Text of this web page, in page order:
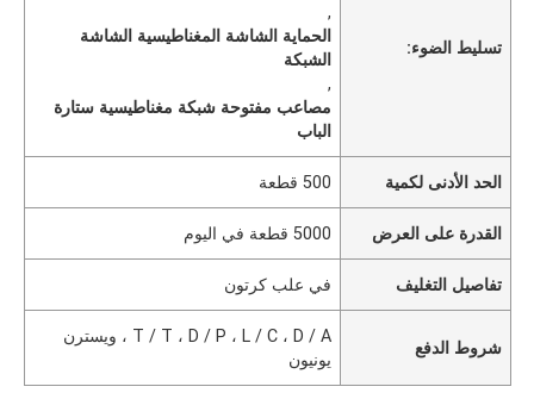
تسليط الضوء:
,
الحماية الشاشة المغناطيسية الشاشة
الشبكة
,
مصاعب مفتوحة شبكة مغناطيسية ستارة
الباب
الحد الأدنى لكمية 500 قطعة
القدرة على العرض 5000 قطعة في اليوم
تفاصيل التغليف في علب كرتون
شروط الدفع
T / T ، D / P ، L / C ، D / A ، ويسترن
يونيون